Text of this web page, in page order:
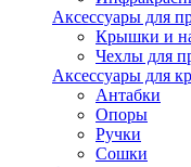
Аксессуары для
Крышки и
Чехлы для
Аксессуары для
Антабки
Опоры
Ручки
Сошки